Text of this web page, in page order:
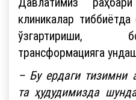
клиникалар
ўзгартириши,
трансформацияга
– Бу ердаги тизимни
та ҳудудимизда